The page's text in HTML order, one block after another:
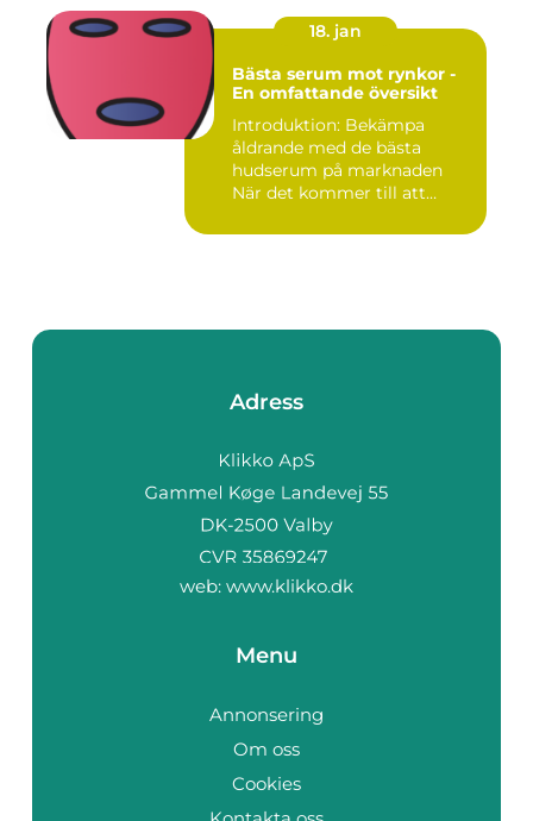
18. jan
Bästa serum mot rynkor -
En omfattande översikt
Introduktion: Bekämpa
åldrande med de bästa
hudserum på marknaden
När det kommer till att
Adress
web: www.klikko.dk
Menu
Annonsering
Om oss
Cookies